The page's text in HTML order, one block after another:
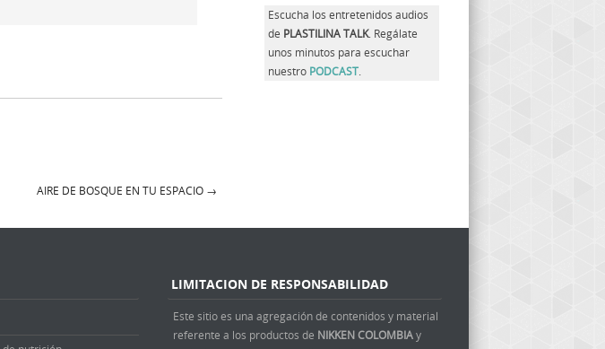
AIRE DE BOSQUE EN TU ESPACIO →
Escucha los entretenidos audios
de PLASTILINA TALK. Regálate
unos minutos para escuchar
nuestro PODCAST.
LIMITACION DE RESPONSABILIDAD
Este sitio es una agregación de contenidos y material
referente a los productos de NIKKEN COLOMBIAy